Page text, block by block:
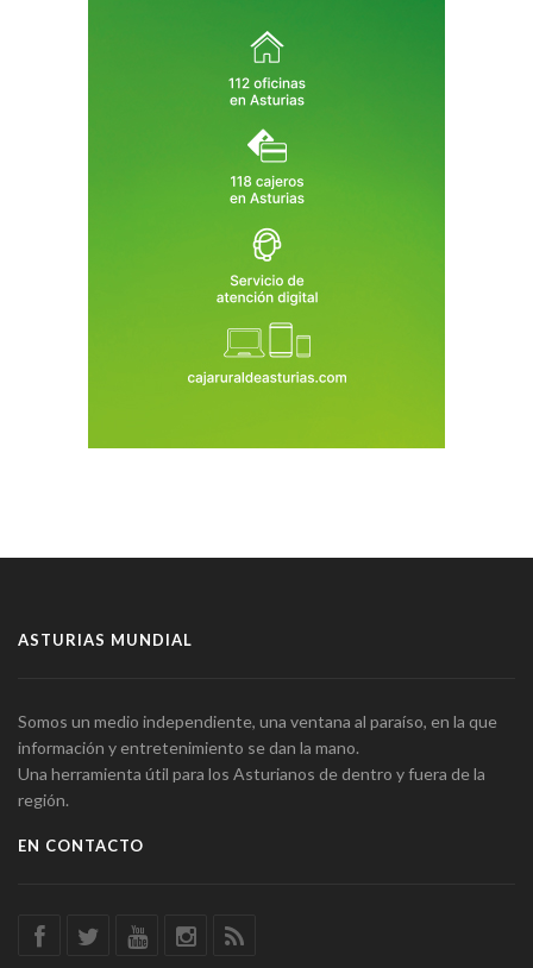
ASTURIAS MUNDIAL
Somos un medio independiente, una ventana al paraíso, en la que
información y entretenimiento se dan la mano.
Una herramienta útil para los Asturianos de dentro y fuera de la
región.
EN CONTACTO